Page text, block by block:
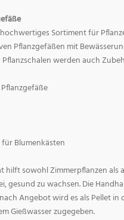
Sortiment für
Pflanzgefäßen mit
werden auch
Blumenkästen
hilft sowohl Zimmerpflanzen als
gesund zu wachsen. Die
Angebot wird es als Pellet in
Gießwasser zugegeben.